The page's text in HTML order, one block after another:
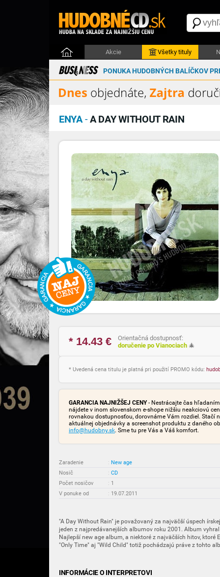
Akcie Všetky tituly
PONUKA HUDOBNÝCH BALÍČKOV
ENYA-A DAY WITHOUT RAIN
* 14.43 €
Orientačná dostupnosť:
doručenie po Vianociach 🎄
* Uvedená cena titulu je platná pri použití PROMO kódu:
GARANCIA NAJNIŽŠEJ CENY- Nestrácajte čas
nájdete v inom slovenskom e-shope nižšiu neakciovú
rovnakou dostupnosťou, dorovnáme Vám rozdiel. Stačí
aktuálnej objednávky a screenshot produktu z daného
info@hudobny.sk. Sme tu pre Vás a Váš komfort.
Zaradenie : New age
Nosič
: CD
Počet nosičov
: 1
V ponuke od
: 19.07.2011
"A Day Without Rain" je považovaný za najväčší úspech
jeden z najpredávanejších albumov roku 2001. Album
Najlepší new age album, a niektoré z najväčších hitov, ktoré
"Only Time" aj "Wild Child" totiž pochádzajú práve z tohto
INFORMÁCIE O INTERPRETOVI